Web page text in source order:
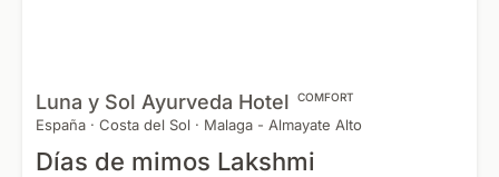
Luna y Sol Ayurveda Hotel COMFORT
España · Costa del Sol · Malaga - Almayate Alto
Días de mimos Lakshmi